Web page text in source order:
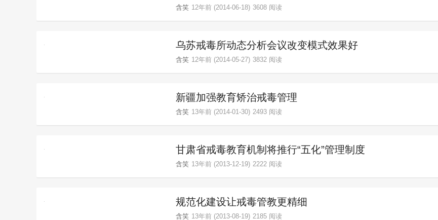
含笑 12年前 (2014-06-18) 3608 阅读
乌苏戒毒所动态分析会议改变模式效果好
含笑 12年前 (2014-05-27) 3832 阅读
新疆加强教育矫治戒毒管理
含笑 13年前 (2014-01-30) 2493 阅读
甘肃省戒毒教育机制将推行“五化”管理制度
含笑 13年前 (2013-12-19) 2222 阅读
规范化建设让戒毒管教更精细
含笑 13年前 (2013-08-19) 2185 阅读